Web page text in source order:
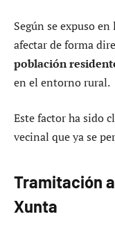
Según se expuso
afectar de forma
población
en el entorno rural.
Este factor ha sido
vecinal que ya se
Tramitación
Xunta